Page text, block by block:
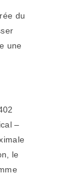
du
une
–
le